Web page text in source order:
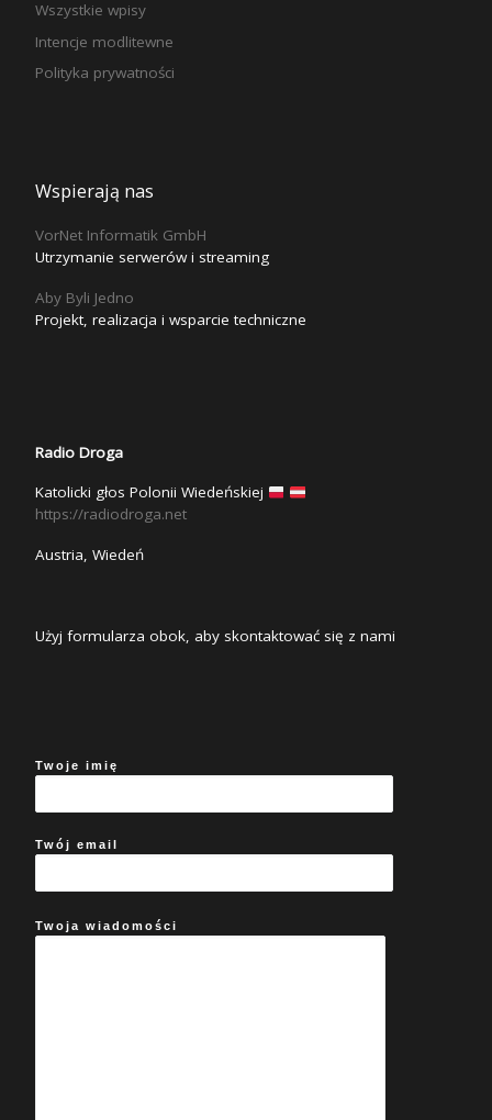
Wszystkie wpisy
Intencje modlitewne
Polityka prywatności
Wspierają nas
VorNet Informatik GmbH
Utrzymanie serwerów i streaming
Aby Byli Jedno
Projekt, realizacja i wsparcie techniczne
Radio Droga
Katolicki głos Polonii Wiedeńskiej
https://radiodroga.net
Austria, Wiedeń
Użyj formularza obok, aby skontaktować się z nami
Twoje imię
Twój email
Twoja wiadomości